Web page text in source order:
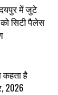
में जुटे
सिटी पैलेस
है
2026